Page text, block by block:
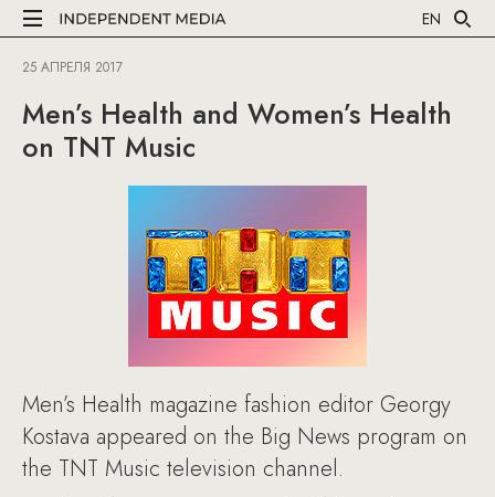
EN
25 АПРЕЛЯ 2017
Men’s Health and Women’s Health
on TNT Music
Men’s Health magazine fashion editor Georgy
Kostava appeared on the Big News program on
the TNT Music television channel.